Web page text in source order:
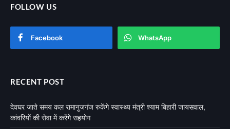
FOLLOW US
Facebook WhatsApp
RECENT POST
देवघर जाते समय कल रामानुजगंज रुकेंगे स्वास्थ्य मंत्री श्याम बिहारी जायसवाल,
कांवरियों की सेवा में करेंगे सहयोग